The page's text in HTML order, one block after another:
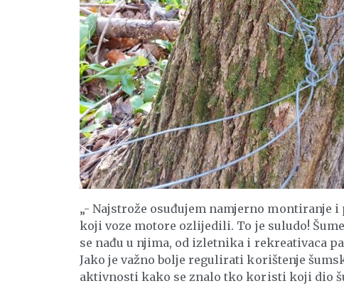
„- Najstrože osuđujem namjerno montiranje
koji voze motore ozlijedili. To je suludo!
se nađu u njima, od izletnika i rekreativaca
Jako je važno bolje regulirati korištenje
aktivnosti kako se znalo tko koristi koji dio